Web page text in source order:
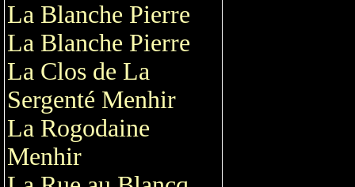
La Blanche Pierre
La Blanche Pierre
La Clos de La
Sergenté Menhir
La Rogodaine
Menhir